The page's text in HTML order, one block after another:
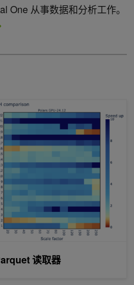
One 从事数据和分析工作。
读取器
读取器